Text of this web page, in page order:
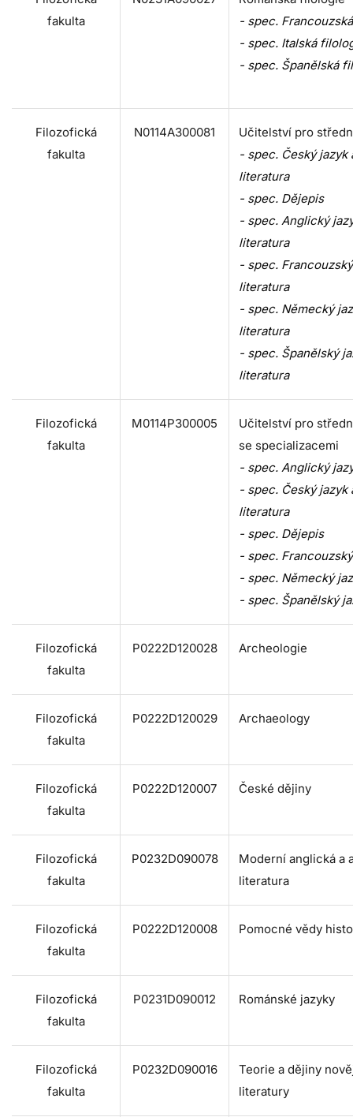
fakulta
- spec.
- spec. Italská
- spec. Španělská
Filozofická
fakulta
N0114A300081
Učitelství pro
- spec. Český jazyk
literatura
- spec. Dějepis
- spec. Anglický
literatura
- spec.
literatura
- spec. Německý
literatura
- spec. Španělský
literatura
Filozofická
fakulta
M0114P300005
Učitelství pro
se specializacemi
- spec. Anglický
- spec. Český jazyk
literatura
- spec. Dějepis
- spec.
- spec. Německý
- spec. Španělský
Filozofická
fakulta
P0222D120028 Archeologie
Filozofická
fakulta
P0222D120029 Archaeology
Filozofická
fakulta
P0222D120007 České dějiny
Filozofická
fakulta
P0232D090078
Moderní anglická a
literatura
Filozofická
fakulta
P0222D120008 Pomocné vědy
Filozofická
fakulta
P0231D090012 Románské jazyky
Filozofická
fakulta
P0232D090016
Teorie a dějiny
literatury